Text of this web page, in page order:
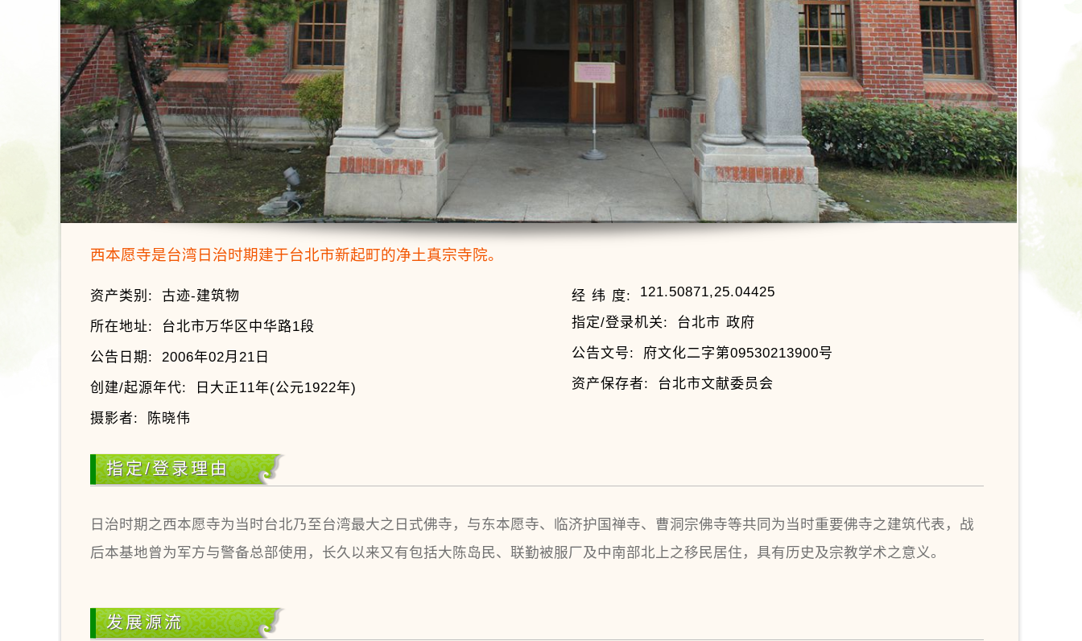
西本愿寺是台湾日治时期建于台北市新起町的净土真宗寺院。
资产类别:
古迹-建筑物
所在地址:
台北市万华区中华路1段
公告日期:
2006年02月21日
创建/起源年代:
日大正11年(公元1922年)
摄影者:
陈晓伟
经 纬 度:
121.50871,25.04425
指定/登录机关:
台北市 政府
公告文号:
府文化二字第09530213900号
资产保存者:
台北市文献委员会
指定/登录理由
日治时期之西本愿寺为当时台北乃至台湾最大之日式佛寺，与东本愿寺、临济护国禅寺、曹洞宗佛寺等共同为当时重要佛寺之建筑代表，战
后本基地曾为军方与警备总部使用，长久以来又有包括大陈岛民、联勤被服厂及中南部北上之移民居住，具有历史及宗教学术之意义。
发展源流